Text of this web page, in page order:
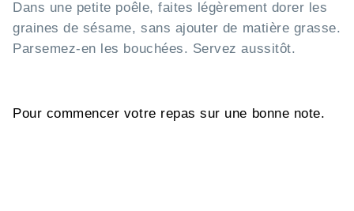
Dans une petite poêle, faites légèrement dorer les
graines de sésame, sans ajouter de matière grasse.
Parsemez-en les bouchées. Servez aussitôt.
Pour commencer votre repas sur une bonne note.